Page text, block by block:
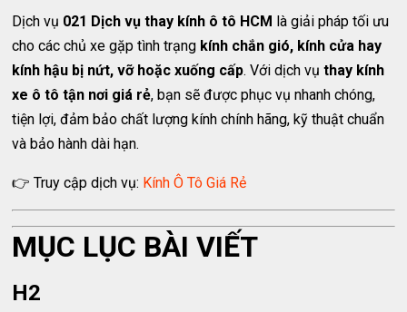
Dịch vụ 021 Dịch vụ thay kính ô tô HCM là giải pháp tối ưu
cho các chủ xe gặp tình trạng kính chắn gió, kính cửa hay
kính hậu bị nứt, vỡ hoặc xuống cấp. Với dịch vụthay kính
xe ô tô tận nơi giá rẻ, bạn sẽ được phục vụ nhanh chóng,
tiện lợi, đảm bảo chất lượng kính chính hãng, kỹ thuật chuẩn
và bảo hành dài hạn.
👉 Truy cập dịch vụ: Kính Ô Tô Giá Rẻ
MỤC LỤC BÀI VIẾT
H2